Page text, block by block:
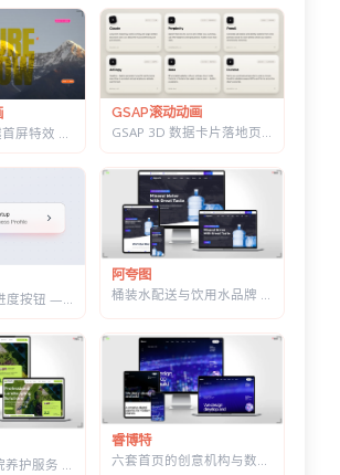
GSAP 滚动穿越首屏特效 — 标题上下分离，背景图迎面推近的 Y2K 风格
GSAP滚动动画
GSAP 3D 数据卡片落地页 — 滚动分屏动画与鼠标跟随倾斜布局效果
CSS 渐变流光进度按钮 — 底部光晕描边，悬停自动涨进度
阿夸图
桶装水配送与饮用水品牌 HTML 建站模板 | 水站/净水器/送水到家业务网站通用
园林景观与庭院养护服务 HTML 建站模板 | 绿化施工/草坪打理/苗木公司通用
睿博特
六套首页的创意机构与数字营销 HTML 建站模板 | 含商城模块可售数字产品